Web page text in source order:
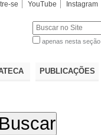
se YouTube Instagram
apenas nesta seção
PUBLICAÇÕES